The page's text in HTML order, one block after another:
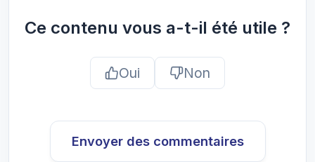
Ce contenu vous a-t-il été utile ?
Oui Non
Envoyer des commentaires